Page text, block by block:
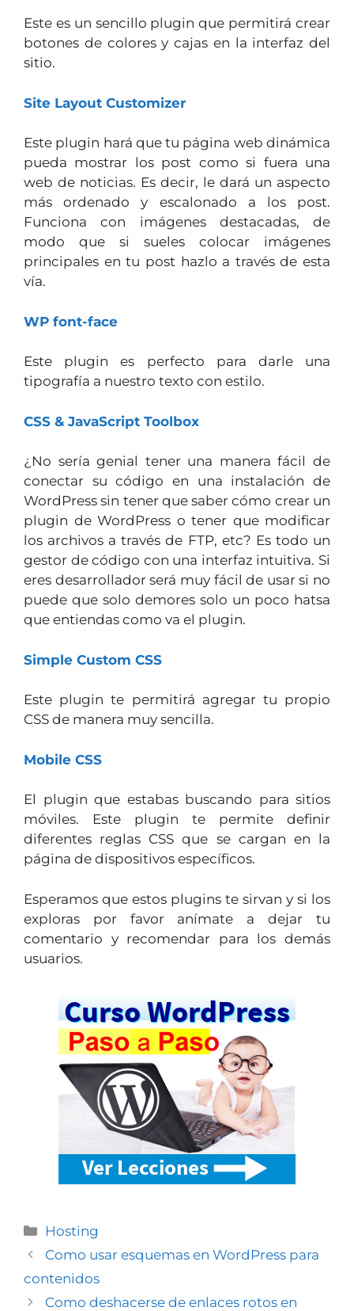
Este es un sencillo plugin que permitirá crear
botones de colores y cajas en la interfaz del
sitio.
Site Layout Customizer
Este plugin hará que tu página web dinámica
pueda mostrar los post como si fuera una
web de noticias. Es decir, le dará un aspecto
más ordenado y escalonado a los post.
Funciona con imágenes destacadas, de
modo que si sueles colocar imágenes
principales en tu post hazlo a través de esta
vía.
WP font-face
Este plugin es perfecto para darle una
tipografía a nuestro texto con estilo.
CSS & JavaScript Toolbox
¿No sería genial tener una manera fácil de
conectar su código en una instalación de
WordPress sin tener que saber cómo crear un
plugin de WordPress o tener que modificar
los archivos a través de FTP, etc? Es todo un
gestor de código con una interfaz intuitiva. Si
eres desarrollador será muy fácil de usar si no
puede que solo demores solo un poco hatsa
que entiendas como va el plugin.
Simple Custom CSS
Este plugin te permitirá agregar tu propio
CSS de manera muy sencilla.
Mobile CSS
El plugin que estabas buscando para sitios
móviles. Este plugin te permite definir
diferentes reglas CSS que se cargan en la
página de dispositivos específicos.
Esperamos que estos plugins te sirvan y si los
exploras por favor anímate a dejar tu
comentario y recomendar para los demás
usuarios.
Hosting
Como usar esquemas en WordPress para
contenidos
Como deshacerse de enlaces rotos en